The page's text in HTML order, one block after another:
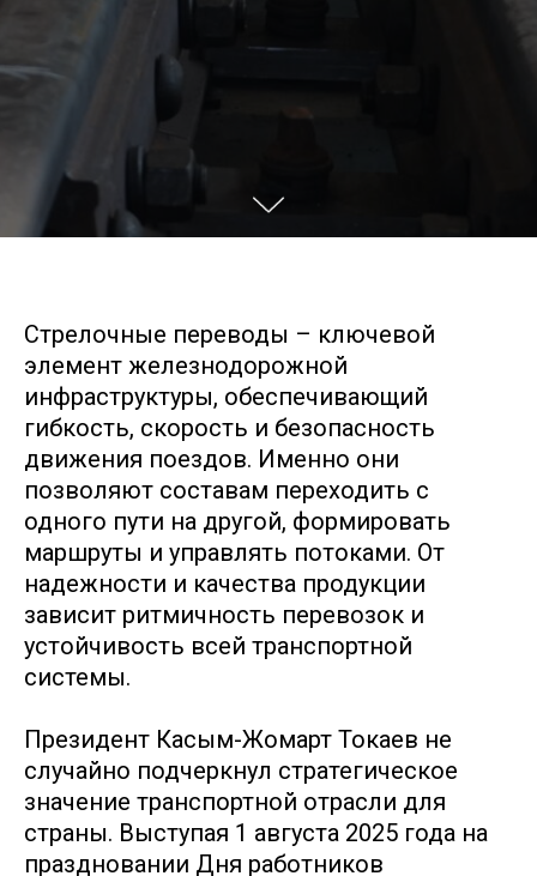
Стрелочные переводы – ключевой
элемент железнодорожной
инфраструктуры, обеспечивающий
гибкость, скорость и безопасность
движения поездов. Именно они
позволяют составам переходить с
одного пути на другой, формировать
маршруты и управлять потоками. От
надежности и качества продукции
зависит ритмичность перевозок и
устойчивость всей транспортной
системы.
Президент Касым-Жомарт Токаев не
случайно подчеркнул стратегическое
значение транспортной отрасли для
страны. Выступая 1 августа 2025 года на
праздновании Дня работников